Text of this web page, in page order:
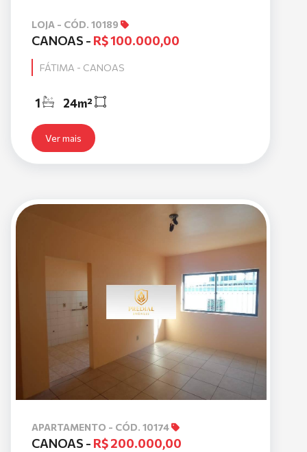
LOJA - CÓD. 10189
CANOAS - R$ 100.000,00
FÁTIMA - CANOAS
1 24m²
Ver mais
APARTAMENTO - CÓD. 10174
CANOAS - R$ 200.000,00